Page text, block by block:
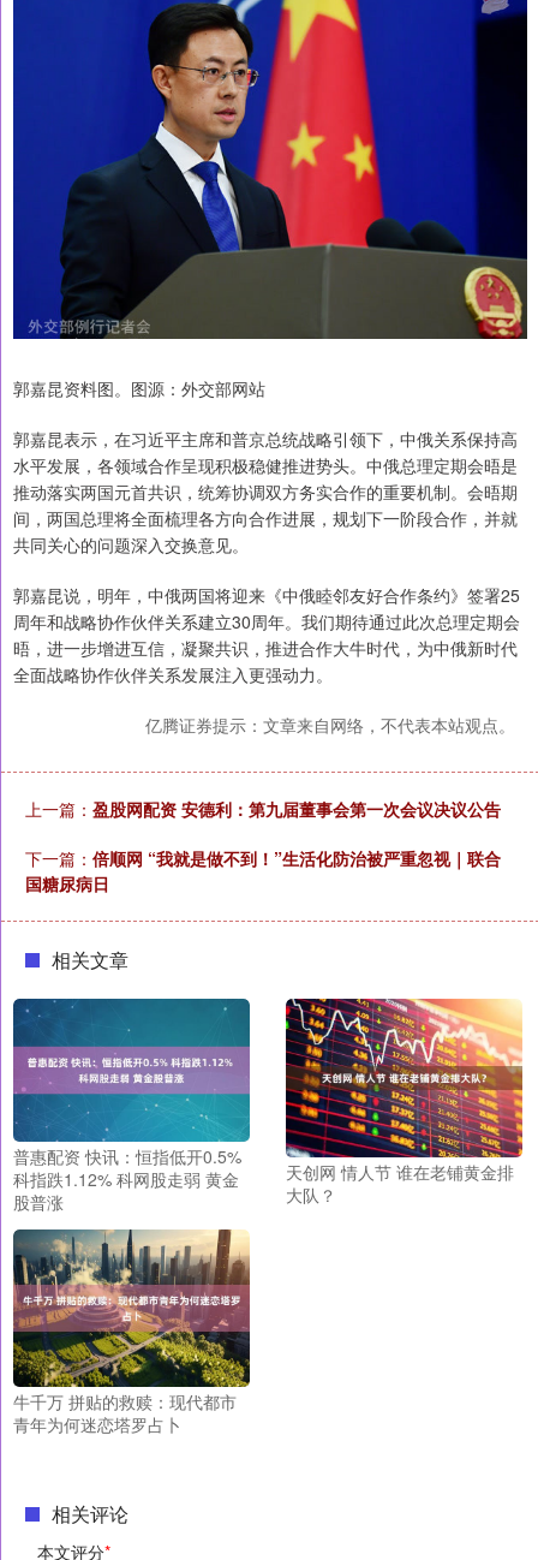
郭嘉昆资料图。图源：外交部网站
郭嘉昆表示，在习近平主席和普京总统战略引领下，中俄关系保持高
水平发展，各领域合作呈现积极稳健推进势头。中俄总理定期会晤是
推动落实两国元首共识，统筹协调双方务实合作的重要机制。会晤期
间，两国总理将全面梳理各方向合作进展，规划下一阶段合作，并就
共同关心的问题深入交换意见。
郭嘉昆说，明年，中俄两国将迎来《中俄睦邻友好合作条约》签署25
周年和战略协作伙伴关系建立30周年。我们期待通过此次总理定期会
晤，进一步增进互信，凝聚共识，推进合作大牛时代，为中俄新时代
全面战略协作伙伴关系发展注入更强动力。
亿腾证券提示：文章来自网络，不代表本站观点。
上一篇： 盈股网配资 安德利：第九届董事会第一次会议决议公告
下一篇： 倍顺网 “我就是做不到！”生活化防治被严重忽视｜联合
国糖尿病日
相关文章
普惠配资 快讯：恒指低开0.5%
科指跌1.12% 科网股走弱 黄金
股普涨
天创网 情人节 谁在老铺黄金排
大队？
牛千万 拼贴的救赎：现代都市
青年为何迷恋塔罗占卜
相关评论
本文评分*